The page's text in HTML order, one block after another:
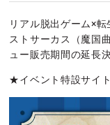
リアル脱出ゲーム×
ストサーカス（魔国
ュー販売期間の延長
★イベント特設サイト